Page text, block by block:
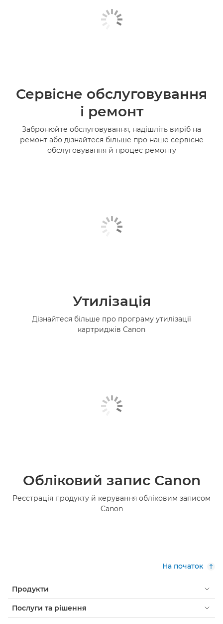
Сервісне обслуговування
і ремонт
Забронюйте обслуговування, надішліть виріб на
ремонт або дізнайтеся більше про наше сервісне
обслуговування й процес ремонту
Утилізація
Дізнайтеся більше про програму утилізації
картриджів Canon
Обліковий запис Canon
Реєстрація продукту й керування обліковим записом
Canon
На початок
Продукти
Послуги та рішення